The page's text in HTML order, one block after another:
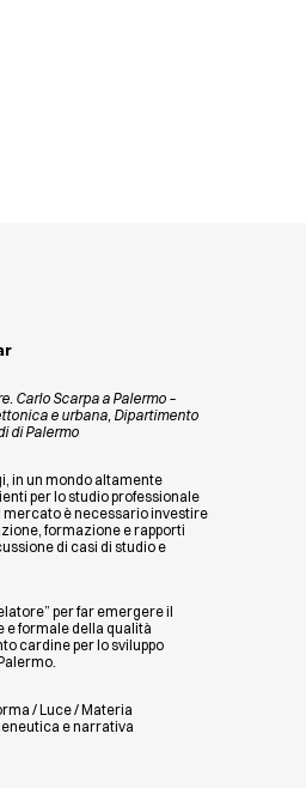
Carlo Scarpa a Palermo –
e urbana, Dipartimento
di Palermo
in un mondo altamente
per lo studio professionale
mercato è necessario investire
formazione e rapporti
di casi di studio e
per far emergere il
formale della qualità
cardine per lo sviluppo
/ Luce / Materia
e narrativa